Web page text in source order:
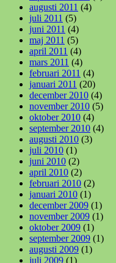
augusti 2011 (4)
juli 2011 (5)
juni 2011 (4)
maj 2011 (5)
april 2011 (4)
mars 2011 (4)
februari 2011 (4)
januari 2011 (20)
december 2010 (4)
november 2010 (5)
oktober 2010 (4)
september 2010 (4)
augusti 2010 (3)
juli 2010 (1)
juni 2010 (2)
april 2010 (2)
februari 2010 (2)
januari 2010 (1)
december 2009 (1)
november 2009 (1)
oktober 2009 (1)
september 2009 (1)
augusti 2009 (1)
juli 2009 (1)